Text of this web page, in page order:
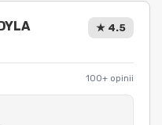
★ 4.5
100+ opinii